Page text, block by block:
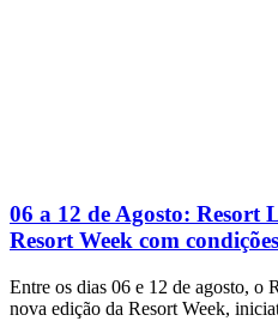
06 a 12 de Agosto: Resort
Resort Week com
Entre os dias 06 e 12 de agosto, o
nova edição da Resort Week,